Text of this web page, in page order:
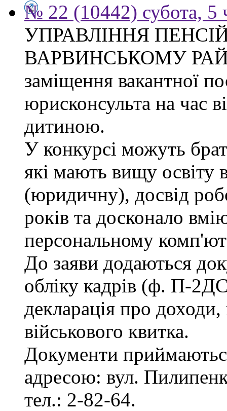
№ 22 (10442) субота, 5
УПРАВЛІННЯ
ВАРВИНСЬКОМУ
заміщення вакантної
юрисконсульта на час
дитиною.
У конкурсі можуть
які мають вищу освіту
(юридичну), досвід
років та досконало
персональному
До заяви додаються
обліку кадрів (ф. П-
декларація про доходи,
військового квитка.
Документи
адресою: вул.
тел.: 2-82-64.